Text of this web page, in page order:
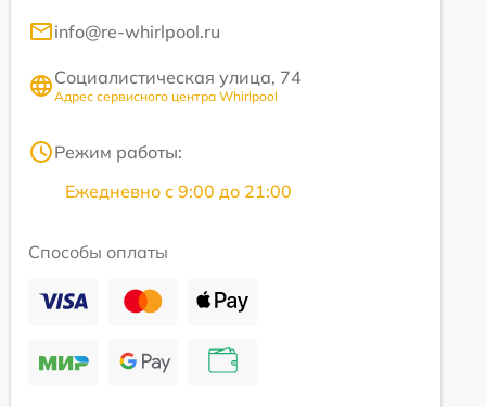
info@re-whirlpool.ru
Социалистическая улица, 74
Адрес сервисного центра Whirlpool
Режим работы:
Ежедневно с 9:00 до 21:00
Способы оплаты